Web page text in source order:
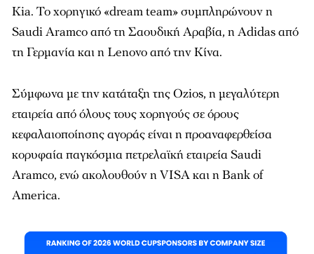
Kia. Το χορηγικό «dream team» συμπληρώνουν η
Saudi Aramco από τη Σαουδική Αραβία, η Adidas από
τη Γερμανία και η Lenovo από την Κίνα.
Σύμφωνα με την κατάταξη της Ozios, η μεγαλύτερη
εταιρεία από όλους τους χορηγούς σε όρους
κεφαλαιοποίησης αγοράς είναι η προαναφερθείσα
κορυφαία παγκόσμια πετρελαϊκή εταιρεία Saudi
Aramco, ενώ ακολουθούν η VISA και η Bank of
America.